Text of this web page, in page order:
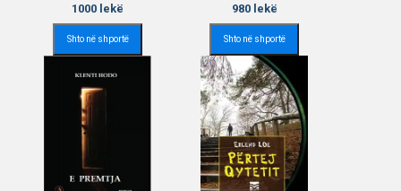
1000 lekë
Shto në shportë
980lekë
Shto në shportë